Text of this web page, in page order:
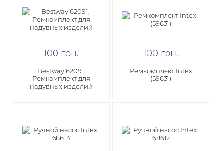
100 грн.
Bestway 62091,
Ремкомплект для
надувных изделий
100 грн.
Ремкомплект Intex
(59631)